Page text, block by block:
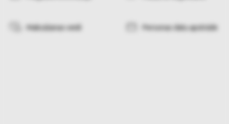
Maksāšanas veidi Personas datu apstrāde